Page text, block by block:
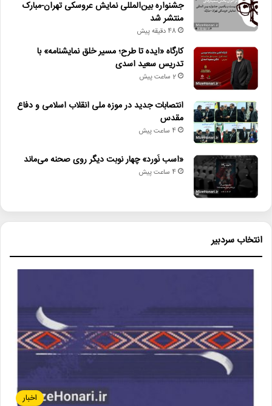
چهل‌وسومین جشنواره جهانی فیلم فجر
سینمای_ایران
شیراز هنرشهر_آفتاب
جشنواره بین‌المللی نمایش عروسکی تهران-مبارک
منتشر شد
48 دقیقه پیش
کارگاه «ایده تا طرح؛ مسیر خلق نمایشنامه» با
تدریس سعید اسدی
2 ساعت پیش
انتصابات جدید در موزه ملی انقلاب اسلامی و دفاع
مقدس
4 ساعت پیش
«اسب نَورد» چهار نوبت دیگر روی صحنه می‌ماند
4 ساعت پیش
انتخاب سردبیر
اخبار